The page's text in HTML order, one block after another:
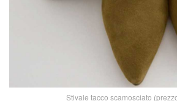
Stivale tacco scamosciato